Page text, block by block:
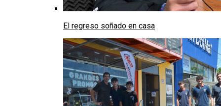
El regreso soñado en casa